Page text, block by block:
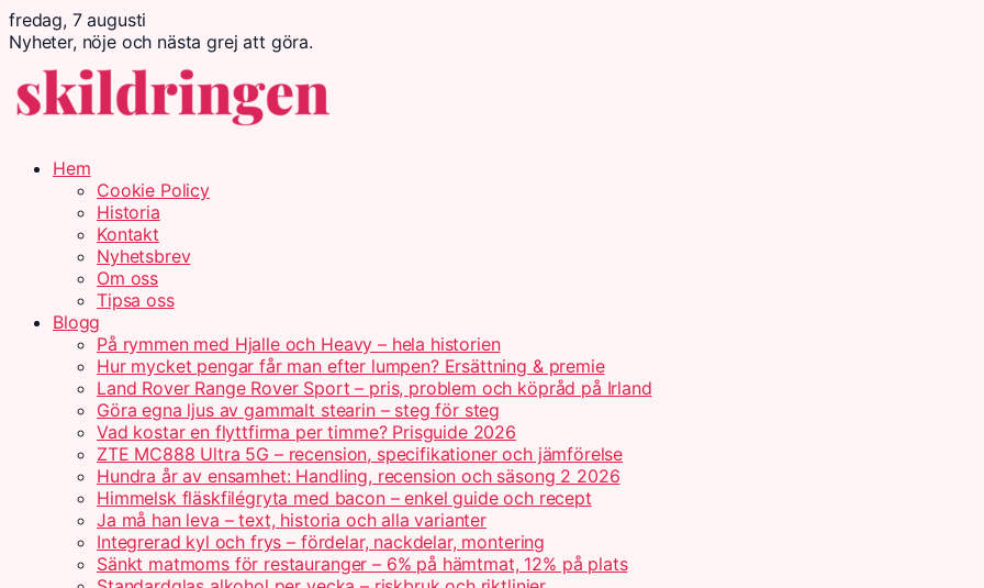
fredag, 7 augusti
Nyheter, nöje och nästa grej att göra.
Hem
Cookie Policy
Historia
Kontakt
Nyhetsbrev
Om oss
Tipsa oss
Blogg
På rymmen med Hjalle och Heavy – hela historien
Hur mycket pengar får man efter lumpen? Ersättning & premie
Land Rover Range Rover Sport – pris, problem och köpråd på Irland
Göra egna ljus av gammalt stearin – steg för steg
Vad kostar en flyttfirma per timme? Prisguide 2026
ZTE MC888 Ultra 5G – recension, specifikationer och jämförelse
Hundra år av ensamhet: Handling, recension och säsong 2 2026
Himmelsk fläskfilégryta med bacon – enkel guide och recept
Ja må han leva – text, historia och alla varianter
Integrerad kyl och frys – fördelar, nackdelar, montering
Sänkt matmoms för restauranger – 6% på hämtmat, 12% på plats